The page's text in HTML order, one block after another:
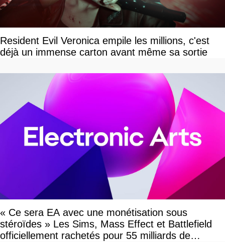
Resident Evil Veronica empile les millions, c'est
déjà un immense carton avant même sa sortie
« Ce sera EA avec une monétisation sous
stéroïdes » Les Sims, Mass Effect et Battlefield
officiellement rachetés pour 55 milliards de